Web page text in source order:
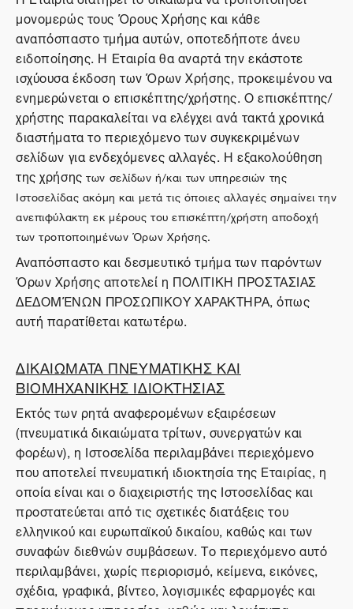
μονομερώς τους Όρους Χρήσης και κάθε
αναπόσπαστο τμήμα αυτών, οποτεδήποτε άνευ
ειδοποίησης. Η Εταιρία θα αναρτά την εκάστοτε
ισχύουσα έκδοση των Όρων Χρήσης, προκειμένου να
ενημερώνεται ο επισκέπτης/χρήστης. Ο επισκέπτης/
χρήστης παρακαλείται να ελέγχει ανά τακτά χρονικά
διαστήματα το περιεχόμενο των συγκεκριμένων
σελίδων για ενδεχόμενες αλλαγές. Η εξακολούθηση
της χρήσηςτων σελίδων ή/και των υπηρεσιών της
Ιστοσελίδας ακόμη και μετά τις όποιες αλλαγές σημαίνει την
ανεπιφύλακτη εκ μέρους του επισκέπτη/χρήστη αποδοχή
των τροποποιημένων Όρων Χρήσης.
Αναπόσπαστο και δεσμευτικό τμήμα των παρόντων
Όρων Χρήσης αποτελεί η ΠΟΛΙΤΙΚΗ ΠΡΟΣΤΑΣΙΑΣ
ΔΕΔΟΜΈΝΩΝ ΠΡΟΣΩΠΙΚΟΥ ΧΑΡΑΚΤΗΡΑ, όπως
αυτή παρατίθεται κατωτέρω.
ΔΙΚΑΙΩΜΑΤΑ ΠΝΕΥΜΑΤΙΚΗΣ ΚΑΙ
ΒΙΟΜΗΧΑΝΙΚΗΣ ΙΔΙΟΚΤΗΣΙΑΣ
Εκτός των ρητά αναφερομένων εξαιρέσεων
(πνευματικά δικαιώματα τρίτων, συνεργατών και
φορέων), η Ιστοσελίδα περιλαμβάνει περιεχόμενο
που αποτελεί πνευματική ιδιοκτησία της Εταιρίας, η
οποία είναι και ο διαχειριστής της Ιστοσελίδας και
προστατεύεται από τις σχετικές διατάξεις του
ελληνικού και ευρωπαϊκού δικαίου, καθώς και των
συναφών διεθνών συμβάσεων. Το περιεχόμενο αυτό
περιλαμβάνει, χωρίς περιορισμό, κείμενα, εικόνες,
σχέδια, γραφικά, βίντεο, λογισμικές εφαρμογές και